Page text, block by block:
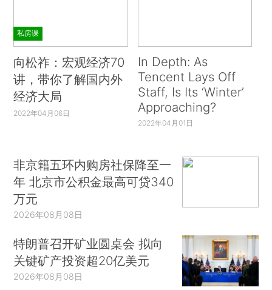
私房课
向松祚：宏观经济70
讲，带你了解国内外
经济大局
2022年04月06日
In Depth: As
Tencent Lays Off
Staff, Is Its ‘Winter’
Approaching?
2022年04月01日
非京籍五环内购房社保降至一
年 北京市公积金最高可贷340
万元
2026年08月08日
特朗普召开矿业圆桌会 拟向
关键矿产投资超20亿美元
2026年08月08日